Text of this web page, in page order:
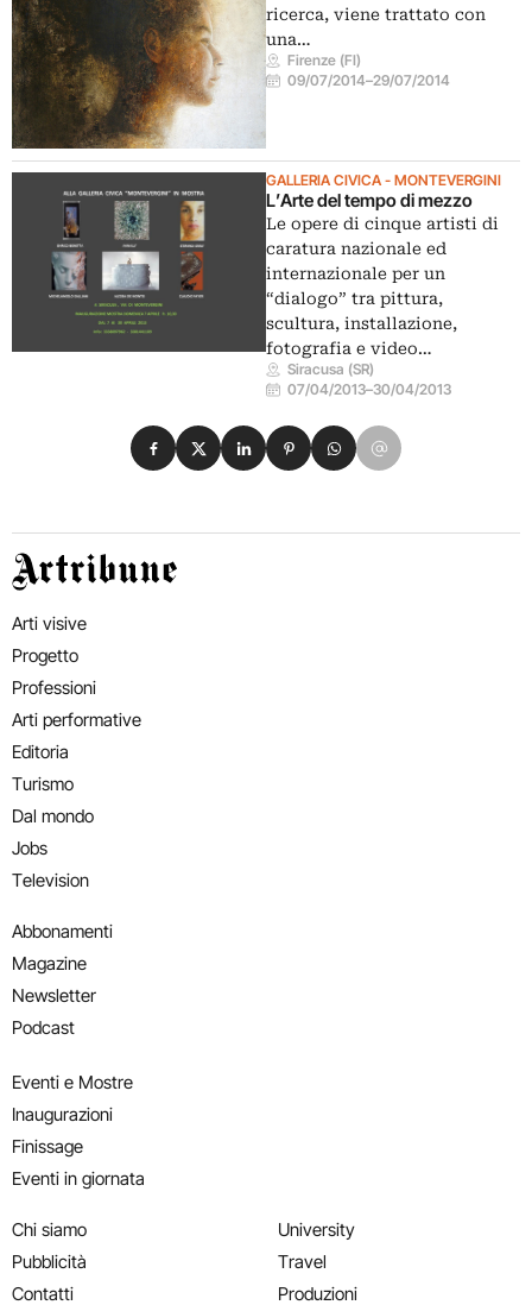
ricerca, viene trattato con
una…
Firenze (FI)
09/07/2014–29/07/2014
GALLERIA CIVICA - MONTEVERGINI
L’Arte del tempo di mezzo
Le opere di cinque artisti di
caratura nazionale ed
internazionale per un
“dialogo” tra pittura,
scultura, installazione,
fotografia e video…
Siracusa (SR)
07/04/2013–30/04/2013
Condividi su Facebook
Condividi su X
Condividi su LinkedIn
Condividi su Pinterest
Condividi su WhatsApp
Condividi su Email
Artribune
Arti visive
Progetto
Professioni
Arti performative
Editoria
Turismo
Dal mondo
Jobs
Television
Abbonamenti
Magazine
Newsletter
Podcast
Eventi e Mostre
Inaugurazioni
Finissage
Eventi in giornata
Chi siamo
Pubblicità
Contatti
University
Travel
Produzioni